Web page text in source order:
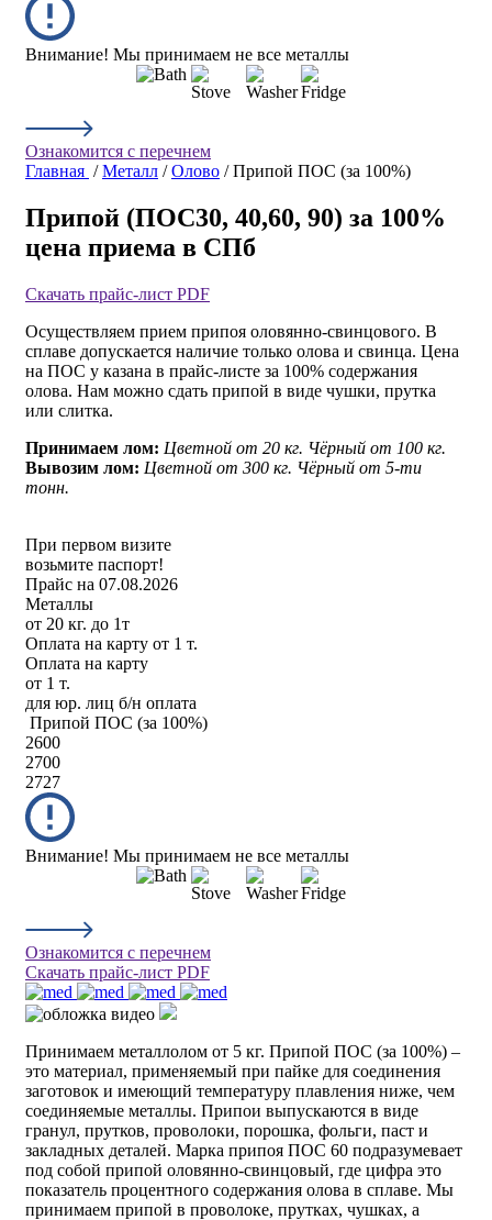
Внимание! Мы принимаем не все металлы
Ознакомится с перечнем
Главная /Металл /Олово / Припой ПОС (за 100%)
Припой (ПОС30, 40,60, 90) за 100%
цена приема в СПб
Скачать прайс-лист PDF
Осуществляем прием припоя оловянно-свинцового. В
сплаве допускается наличие только олова и свинца. Цена
на ПОС у казана в прайс-листе за 100% содержания
олова. Нам можно сдать припой в виде чушки, прутка
или слитка.
Принимаем лом: Цветной от 20 кг. Чёрный от 100 кг.
Вывозим лом: Цветной от 300 кг. Чёрный от 5-ти
тонн.
При первом визите
возьмите паспорт!
Прайс на 07.08.2026
Металлы
от 20 кг. до 1т
Оплата на карту от 1 т.
Оплата на карту
от 1 т.
для юр. лиц б/н оплата
Припой ПОС (за 100%)
2600
2700
2727
Внимание! Мы принимаем не все металлы
Ознакомится с перечнем
Скачать прайс-лист PDF
Принимаем металлолом от 5 кг. Припой ПОС (за 100%) –
это материал, применяемый при пайке для соединения
заготовок и имеющий температуру плавления ниже, чем
соединяемые металлы. Припои выпускаются в виде
гранул, прутков, проволоки, порошка, фольги, паст и
закладных деталей. Марка припоя ПОС 60 подразумевает
под собой припой оловянно-свинцовый, где цифра это
показатель процентного содержания олова в сплаве. Мы
принимаем припой в проволоке, прутках, чушках, а